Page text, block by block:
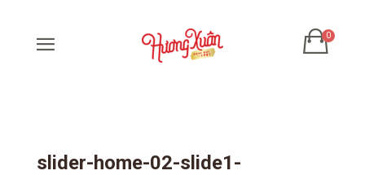
slider-home-02-slide1-